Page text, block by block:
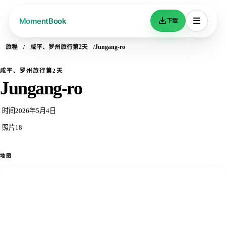
下载
旅程 咸平、罗州旅行第2天 Jungang-ro
咸平、罗州旅行第2天
Jungang-ro
时间 2026年5月4日
照片18
地图